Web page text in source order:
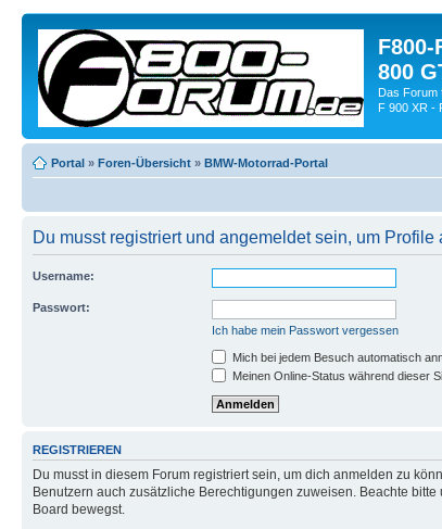
F800-
800
Das Forum
F 900 XR -
Portal » Foren-Übersicht » BMW-Motorrad-Portal
Du musst registriert und angemeldet sein, um Profile
Username:
Passwort:
Ich habe mein Passwort vergessen
Mich bei jedem Besuch automatisch
Meinen Online-Status während dieser
REGISTRIEREN
Du musst in diesem Forum registriert sein, um dich anmelden zu
Benutzern auch zusätzliche Berechtigungen zuweisen. Beachte
Board bewegst.